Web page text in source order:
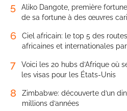
5
Aliko Dangote, première
de sa fortune à des œuvres
6
Ciel africain: le top 5 des
africaines et internationales
7
Voici les 20 hubs d’Afrique où
les visas pour les États-Unis
8
Zimbabwe: découverte d’un
millions d’années